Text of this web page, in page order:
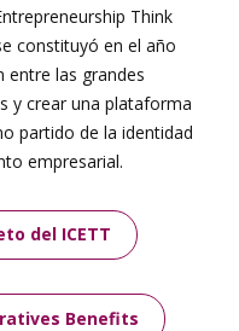
Think
constituyó en el año
entre las grandes
y crear una plataforma
partido de la identidad
empresarial.
del ICETT
Benefits